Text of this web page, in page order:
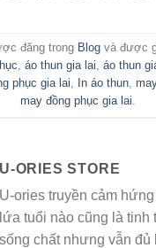
đăng trong Blogvà được
, áo thun gia lai, áo thun
phục gia lai, In áo thun,
may đồng phục gia lai.
U-ORIES STORE
U-ories truyền cảm
lứa tuổi nào cũng là tinh
sống chất nhưng vẫn đủ